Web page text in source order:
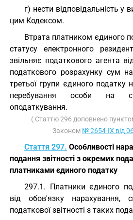
г) нести відповідальність у
цим Кодексом.
Втрата платником єдиного
статусу електронного
звільняє податкового агента
податкового розрахунку сум
третьої групи єдиного податку
перебування особи на
оподаткування.
( Статтю 296 доповнено
Законом № 2654-IX від
Стаття 297. Особливості
подання звітності з окремих
платниками єдиного податку
297.1. Платники єдиного
від обов'язку нарахування,
податкової звітності з таких